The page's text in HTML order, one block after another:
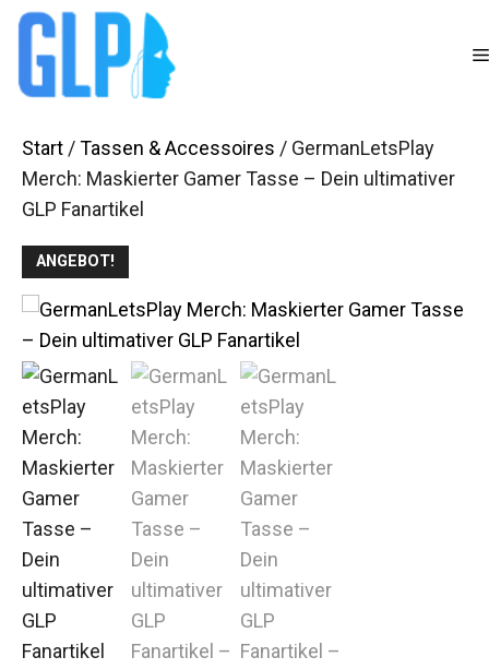
Zum
Inhalt
springen
Start /Tassen & Accessoires / GermanLetsPlay
Merch: Maskierter Gamer Tasse – Dein ultimativer
GLP Fanartikel
ANGEBOT!